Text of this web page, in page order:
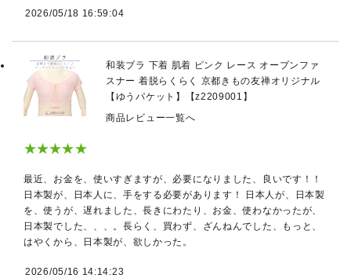
2026/05/18 16:59:04
和装ブラ 下着 肌着 ピンク レース オープンファ
スナー 着脱らくらく 京都きもの友禅オリジナル
【ゆうパケット】【z2209001】
商品レビュー一覧へ
★★★★★
最近、お金を、使いすぎますが、必要になりました、良いです！！
日本製が、日本人に、手をする必要があります！ 日本人が、日本製
を、使うが、遅れました、長きにわたり、お金、使わなかったが、
日本製でした、、、。長らく、買わず、ざんねんでした、もっと、
はやくから、日本製が、欲しかった。
2026/05/16 14:14:23